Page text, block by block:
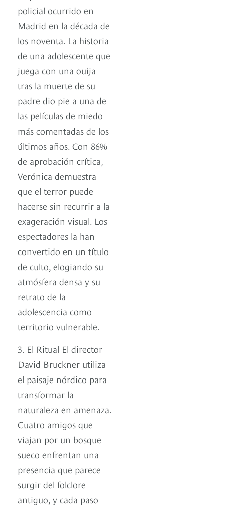
policial ocurrido en
Madrid en la década de
los noventa. La historia
de una adolescente que
juega con una ouija
tras la muerte de su
padre dio pie a una de
las películas de miedo
más comentadas de los
últimos años. Con 86%
de aprobación crítica,
Verónica demuestra
que el terror puede
hacerse sin recurrir a la
exageración visual. Los
espectadores la han
convertido en un título
de culto, elogiando su
atmósfera densa y su
retrato de la
adolescencia como
territorio vulnerable.
3. El Ritual El director
David Bruckner utiliza
el paisaje nórdico para
transformar la
naturaleza en amenaza.
Cuatro amigos que
viajan por un bosque
sueco enfrentan una
presencia que parece
surgir del folclore
antiguo, y cada paso